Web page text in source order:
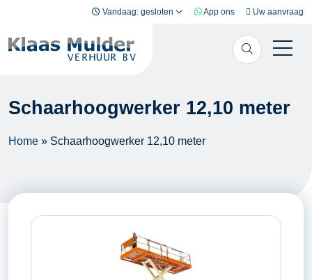
Vandaag: gesloten App ons Uw aanvraag
Schaarhoogwerker 12,10 meter
Home » Schaarhoogwerker 12,10 meter